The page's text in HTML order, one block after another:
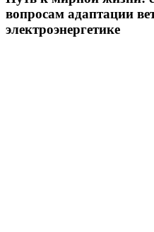
вопросам адаптации
электроэнергетике